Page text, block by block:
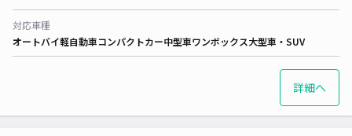
対応車種
オートバイ軽自動車コンパクトカー中型車ワンボックス大型車・SUV
詳細へ